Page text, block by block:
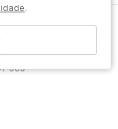
.
36.475.213/0001-17
- Jd. Cidade Pirituba -
000